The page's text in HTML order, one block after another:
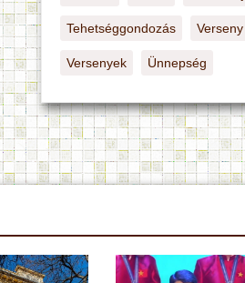
Tehetséggondozás Verseny
Versenyek Ünnepség